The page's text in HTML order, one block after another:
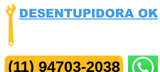
DESENTUPIDORA OK
(11) 94703-2038